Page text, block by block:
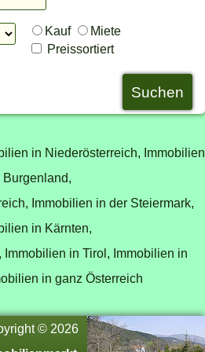
Kauf
Miete
Preissortiert
in Niederösterreich, Immobilien
Burgenland,
Immobilien in der Steiermark,
in Kärnten,
Immobilien in Tirol, Immobilien in
in ganz Österreich
© 2026